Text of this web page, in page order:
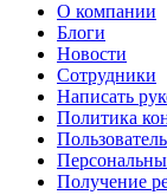
О компании
Блоги
Новости
Сотрудники
Написать
Политика
Получение